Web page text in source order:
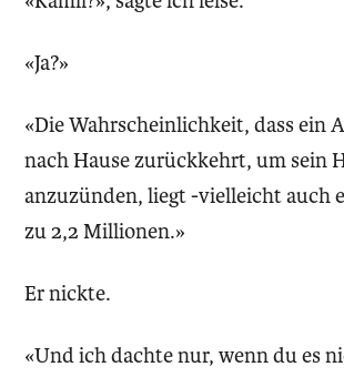
«Ja?»
«Die Wahrscheinlichkeit, dass ein
nach Hause zurückkehrt, um sein
anzuzünden, liegt -vielleicht auch
zu 2,2 Millionen.»
Er nickte.
«Und ich dachte nur, wenn du es